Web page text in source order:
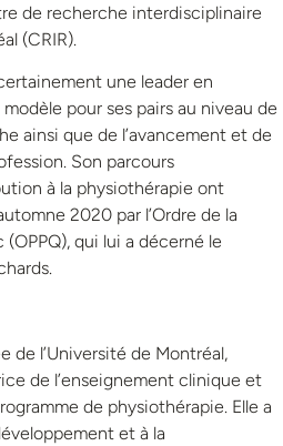
de recherche interdisciplinaire
(CRIR).
une leader en
pour ses pairs au niveau de
ainsi que de l’avancement et de
Son parcours
à la physiothérapie ont
2020 par l’Ordre de la
qui lui a décerné le
de l’Université de Montréal,
de l’enseignement clinique et
de physiothérapie. Elle a
et à la